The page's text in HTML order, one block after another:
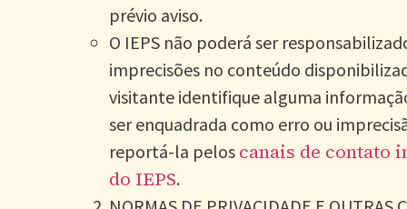
prévio aviso.
O IEPS não poderá ser
imprecisões no conteúdo
visitante identifique alguma
ser enquadrada como erro ou
reportá-la pelos canais de contato
do IEPS.